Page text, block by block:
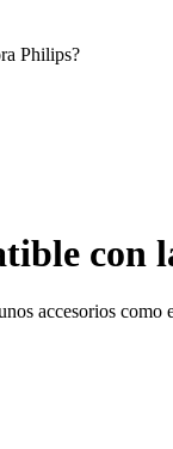
Philips?
accesorios